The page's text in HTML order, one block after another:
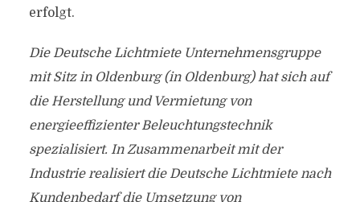
erfolgt.
Die Deutsche Lichtmiete Unternehmensgruppe
mit Sitz in Oldenburg (in Oldenburg) hat sich auf
die Herstellung und Vermietung von
energieeffizienter Beleuchtungstechnik
spezialisiert. In Zusammenarbeit mit der
Industrie realisiert die Deutsche Lichtmiete nach
Kundenbedarf die Umsetzung von